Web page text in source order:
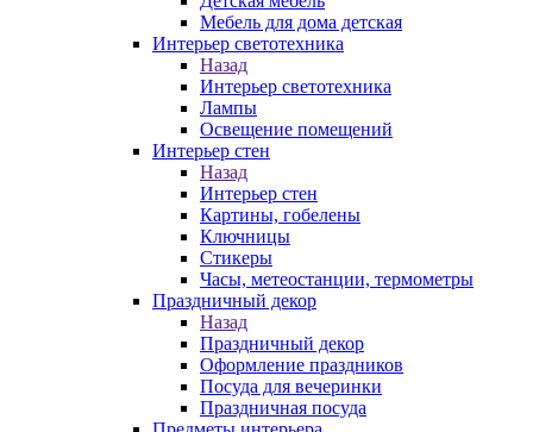
Мебель для дома детская
Интерьер светотехника
Назад
Интерьер светотехника
Лампы
Освещение помещений
Интерьер стен
Назад
Интерьер стен
Картины, гобелены
Ключницы
Стикеры
Часы, метеостанции, термометры
Праздничный декор
Назад
Праздничный декор
Оформление праздников
Посуда для вечеринки
Праздничная посуда